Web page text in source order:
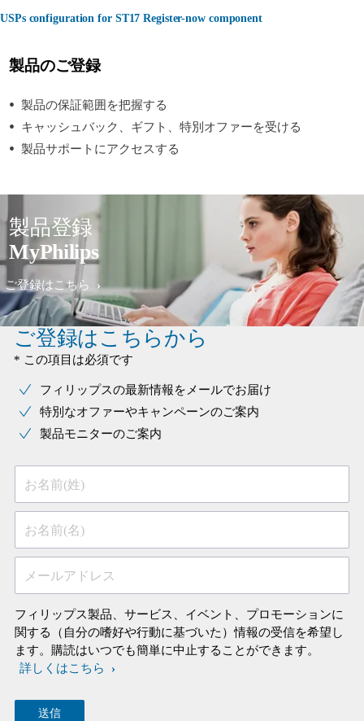
USPs configuration for ST17 Register-now component
製品のご登録
製品の保証範囲を把握する
キャッシュバック、ギフト、特別オファーを受ける
製品サポートにアクセスする
製品登録
MyPhilips
ご登録はこちら
ご登録はこちらから
* この項目は必須です
フィリップスの最新情報をメールでお届け
特別なオファーやキャンペーンのご案内
製品モニターのご案内
お名前(姓)
お名前(名)
メールアドレス
フィリップス製品、サービス、イベント、プロモーションに
関する（自分の嗜好や行動に基づいた）情報の受信を希望し
ます。購読はいつでも簡単に中止することができます。
詳しくはこちら